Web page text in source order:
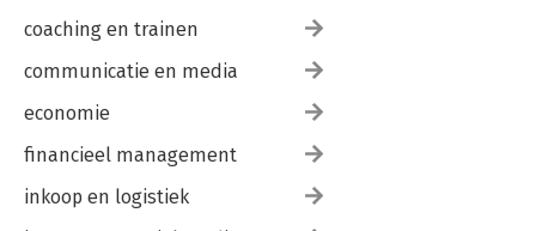
coaching en trainen
communicatie en media
economie
financieel management
inkoop en logistiek